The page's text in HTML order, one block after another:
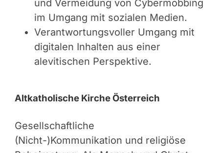
und Vermeidung von Cybermobbing
im Umgang mit sozialen Medien.
Verantwortungsvoller Umgang mit
digitalen Inhalten aus einer
alevitischen Perspektive.
Altkatholische Kirche Österreich
Gesellschaftliche
(Nicht-)Kommunikation und religiöse